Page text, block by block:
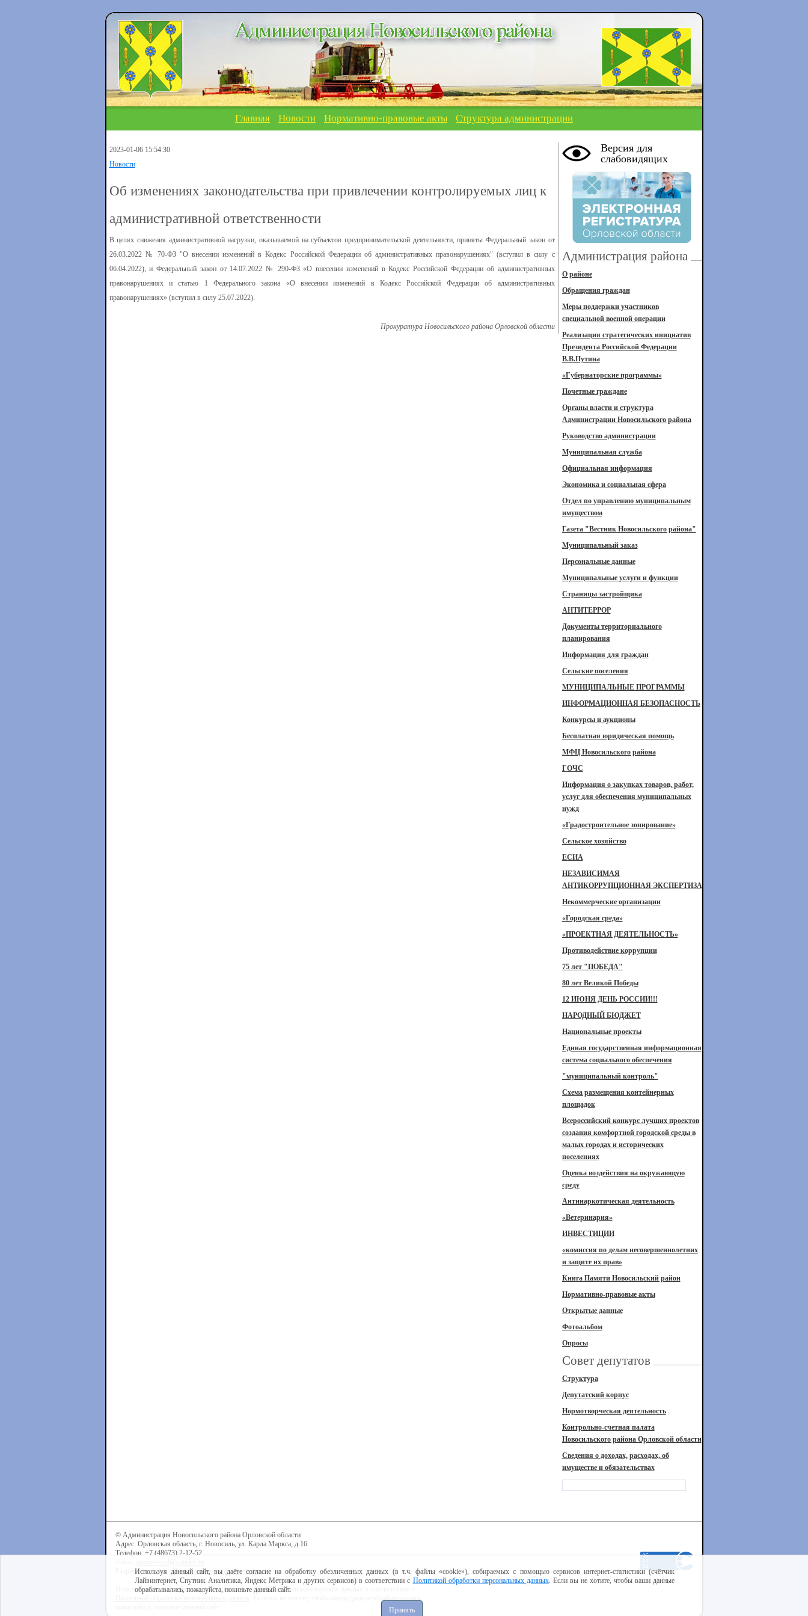
Главная Новости Нормативно-правовые акты Структура администрации
2023-01-06 15:54:30
Новости
Об изменениях законодательства при привлечении контролируемых лиц к
административной ответственности
В целях снижения административной нагрузки, оказываемой на субъектов предпринимательской деятельности, приняты Федеральный закон от
26.03.2022 № 70-ФЗ "О внесении изменений в Кодекс Российской Федерации об административных правонарушениях" (вступил в силу с
06.04.2022), и Федеральный закон от 14.07.2022 № 290-ФЗ «О внесении изменений в Кодекс Российской Федерации об административных
правонарушениях и статью 1 Федерального закона «О внесении изменений в Кодекс Российской Федерации об административных
правонарушениях» (вступил в силу 25.07.2022).
Прокуратура Новосильского района Орловской области
Версия для
слабовидящих
Администрация района
О районе
Обращения граждан
Меры поддержки участников
специальной военной операции
Реализация стратегических инициатив
Президента Российской Федерации
В.В.Путина
«Губернаторские программы»
Почетные граждане
Органы власти и структура
Администрации Новосильского района
Руководство администрации
Муниципальная служба
Официальная информация
Экономика и социальная сфера
Отдел по управлению муниципальным
имуществом
Газета "Вестник Новосильского района"
Муниципальный заказ
Персональные данные
Муниципальные услуги и функции
Страницы застройщика
АНТИТЕРРОР
Документы территориального
планирования
Информация для граждан
Сельские поселения
МУНИЦИПАЛЬНЫЕ ПРОГРАММЫ
ИНФОРМАЦИОННАЯ БЕЗОПАСНОСТЬ
Конкурсы и аукционы
Бесплатная юридическая помощь
МФЦ Новосильского района
ГОЧС
Информация о закупках товаров, работ,
услуг для обеспечения муниципальных
нужд
«Градостроительное зонирование»
Сельское хозяйство
ЕСИА
НЕЗАВИСИМАЯ
АНТИКОРРУПЦИОННАЯ ЭКСПЕРТИЗА
Некоммерческие организации
«Городская среда»
«ПРОЕКТНАЯ ДЕЯТЕЛЬНОСТЬ»
Противодействие коррупции
75 лет "ПОБЕДА"
80 лет Великой Победы
12 ИЮНЯ ДЕНЬ РОССИИ!!!
НАРОДНЫЙ БЮДЖЕТ
Национальные проекты
Единая государственная информационная
система социального обеспечения
"муниципальный контроль"
Схема размещения контейнерных
площадок
Всероссийский конкурс лучших проектов
создания комфортной городской среды в
малых городах и исторических
поселениях
Оценка воздействия на окружающую
среду
Антинаркотическая деятельность
«Ветеринария»
ИНВЕСТИЦИИ
«комиссия по делам несовершеннолетних
и защите их прав»
Книга Памяти Новосильский район
Нормативно-правовые акты
Открытые данные
Фотоальбом
Опросы
Совет депутатов
Структура
Депутатский корпус
Нормотворческая деятельность
Контрольно-счетная палата
Новосильского района Орловской области
Сведения о доходах, расходах, об
имуществе и обязательствах
© Администрация Новосильского района Орловской области
Адрес: Орловская область, г. Новосиль, ул. Карла Маркса, д.16
Телефон: +7 (48673) 2-12-52
Разработка сайта -Центр интернет-образования
Используя данный сайт, вы даёте согласие на обработку пользовательских данных в соответствии с
Используя данный сайт, вы даёте согласие на обработку обезличенных данных (в т.ч. файлы «cookie»), собираемых с помощью сервисов интернет-статистики (счётчик
Лайвинтернет, Спутник Аналитика, Яндекс Метрика и других сервисов) в соответствии с Политикой обработки персональных данных. Если вы не хотите, чтобы ваши данные
обрабатывались, пожалуйста, покиньте данный сайт.
Принять